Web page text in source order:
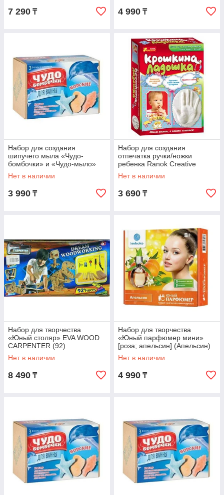
7 290 ₸ 4 990 ₸
Набор для создания
шипучего мыла «Чудо-
бомбочки» и «Чудо-мыло»
(Животный мир)
Нет в наличии
3 990 ₸
Набор для создания
отпечатка ручки/ножки
ребенка Ranok Creative
(«Крошкина ножка»)
Нет в наличии
3 690 ₸
Набор для творчества
«Юный столяр» EVA WOOD
CARPENTER (92)
Нет в наличии
8 490 ₸
Набор для творчества
«Юный парфюмер мини»
[роза; апельсин] (Апельсин)
Нет в наличии
4 990 ₸